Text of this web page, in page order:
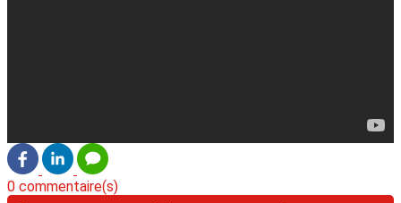
0 commentaire(s)